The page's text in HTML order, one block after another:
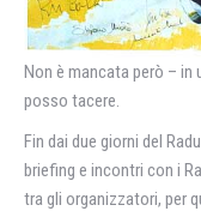
Non è mancata però –
posso tacere.
Fin dai due giorni del
briefing e incontri con i
tra gli organizzatori, per